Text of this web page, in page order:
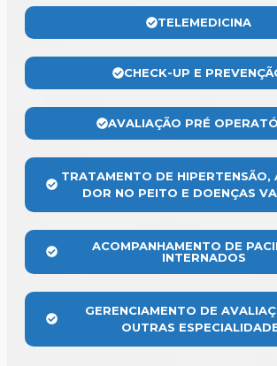
TELEMEDICINA
CHECK-UP E
AVALIAÇÃO PRÉ
TRATAMENTO DE HIPERTENSÃO,
DOR NO PEITO E DOENÇAS
ACOMPANHAMENTO DE
INTERNADOS
GERENCIAMENTO DE
OUTRAS